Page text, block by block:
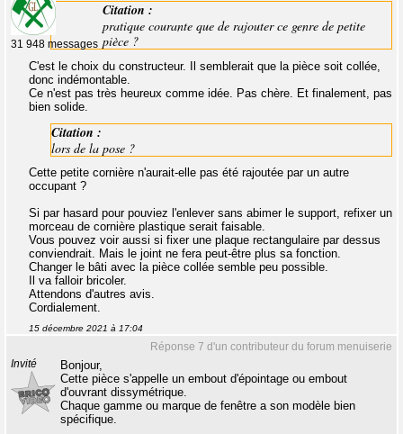
31 948 messages
Citation :
pratique courante que de rajouter ce genre de petite
pièce ?
C'est le choix du constructeur. Il semblerait que la pièce soit collée,
donc indémontable.
Ce n'est pas très heureux comme idée. Pas chère. Et finalement, pas
bien solide.
Citation :
lors de la pose ?
Cette petite cornière n'aurait-elle pas été rajoutée par un autre
occupant ?
Si par hasard pour pouviez l'enlever sans abimer le support, refixer un
morceau de cornière plastique serait faisable.
Vous pouvez voir aussi si fixer une plaque rectangulaire par dessus
conviendrait. Mais le joint ne fera peut-être plus sa fonction.
Changer le bâti avec la pièce collée semble peu possible.
Il va falloir bricoler.
Attendons d'autres avis.
Cordialement.
15 décembre 2021 à 17:04
Réponse 7 d'un contributeur du forum menuiserie
Invité
Bonjour,
Cette pièce s'appelle un embout d'épointage ou embout
d'ouvrant dissymétrique.
Chaque gamme ou marque de fenêtre a son modèle bien
spécifique.